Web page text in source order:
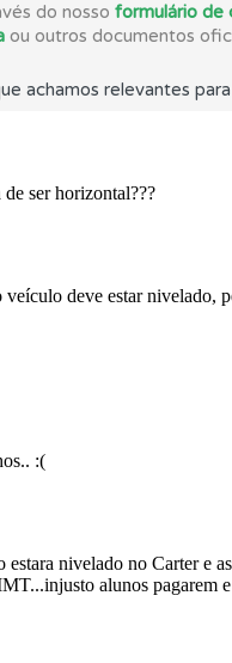
a responder.
plataforma.
do nosso formulário de
ou outros documentos
achamos relevantes